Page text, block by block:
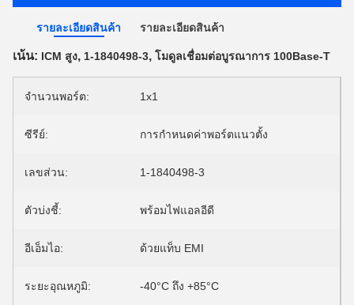
รายละเอียดสินค้า รายละเอียดสินค้า
เน้น: ICM สูง, 1-1840498-3, โมดูลเชื่อมต่อบูรณาการ 100Base-T
จำนวนพอร์ต: 1x1
ซีรีย์: การกำหนดค่าพอร์ตแนวตั้ง
เลขส่วน: 1-1840498-3
ตัวบ่งชี้: พร้อมไฟแอลอีดี
อีเอ็มไอ: ด้วยแท็บ EMI
ระยะอุณหภูมิ: -40°C ถึง +85°C